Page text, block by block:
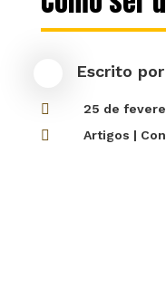
Escrito por
 25 de
 Artigos |